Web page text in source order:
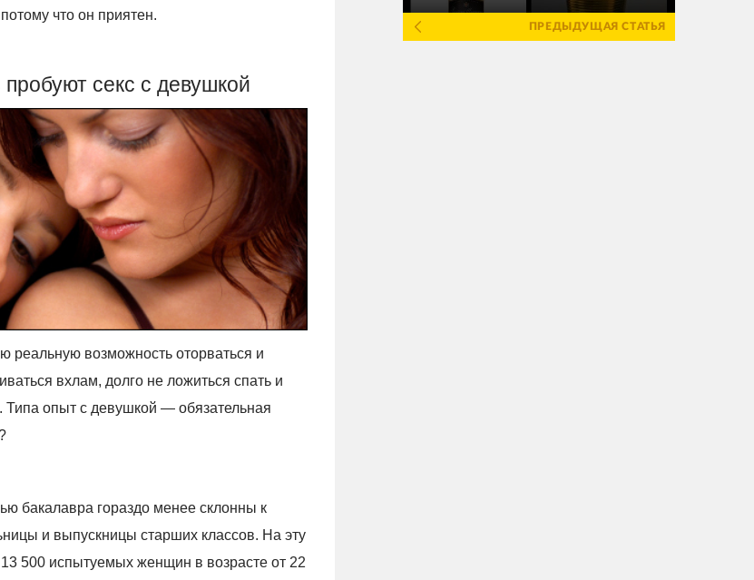
что он приятен.
секс с девушкой
реальную возможность оторваться и
вхлам, долго не ложиться спать и
опыт с девушкой — обязательная
бакалавра гораздо менее склонны к
и выпускницы старших классов. На эту
500 испытуемых женщин в возрасте от 22
ПРЕДЫДУЩАЯ СТАТЬЯ